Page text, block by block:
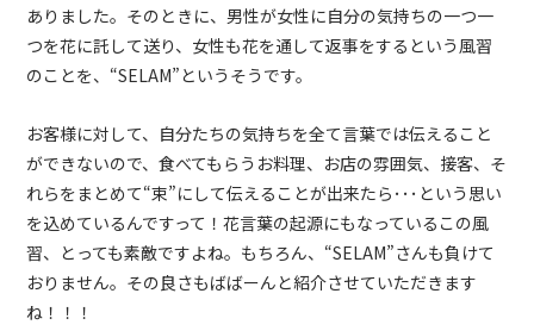
ありました。そのときに、男性が女性に自分の気持ちの一つ一
つを花に託して送り、女性も花を通して返事をするという風習
のことを、“SELAM”というそうです。
お客様に対して、自分たちの気持ちを全て言葉では伝えること
ができないので、食べてもらうお料理、お店の雰囲気、接客、そ
れらをまとめて“束”にして伝えることが出来たら･･･という思い
を込めているんですって！花言葉の起源にもなっているこの風
習、とっても素敵ですよね。もちろん、“SELAM”さんも負けて
おりません。その良さもばばーんと紹介させていただきます
ね！！！